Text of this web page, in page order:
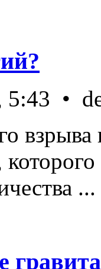
5:43 •
взрыва
...